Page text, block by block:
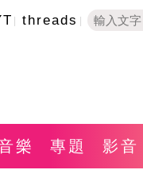
threads
樂 專題 影音